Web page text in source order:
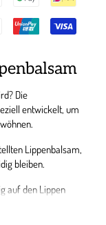
Die
entwickelt, um
Lippenbalsam,
bleiben.
auf den Lippen